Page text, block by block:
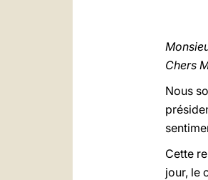
Chers
Nous
Cette
jour, le